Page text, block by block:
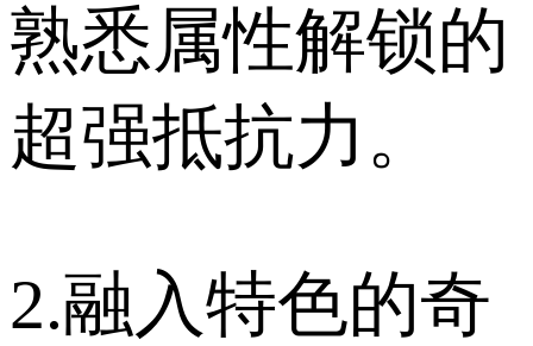
熟悉属性解锁的
超强抵抗力。
2.融入特色的奇